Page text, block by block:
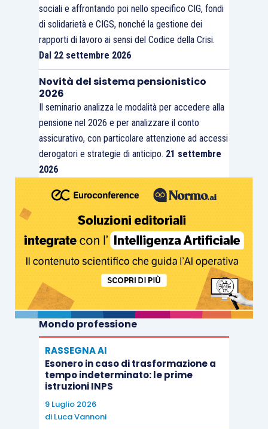
sociali e affrontando poi nello specifico CIG, fondi
di solidarietà e CIGS, nonché la gestione dei
rapporti di lavoro ai sensi del Codice della Crisi.
Dal 22 settembre 2026
Novità del sistema pensionistico
2026
Il seminario analizza le modalità per accedere alla
pensione nel 2026 e per analizzare il conto
assicurativo, con particolare attenzione ad accessi
derogatori e strategie di anticipo. 21 settembre
2026
Mondo professione
RASSEGNA AI
Esonero in caso di trasformazione a
tempo indeterminato: le prime
istruzioni INPS
9 Luglio 2026
di Luca Vannoni